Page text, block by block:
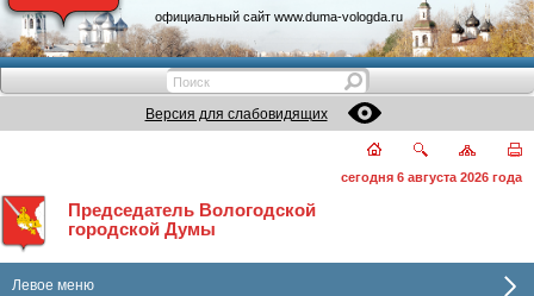
официальный сайт www.duma-vologda.ru
Версия для слабовидящих
сегодня 6 августа 2026 года
Председатель Вологодской
городской Думы
Левое меню